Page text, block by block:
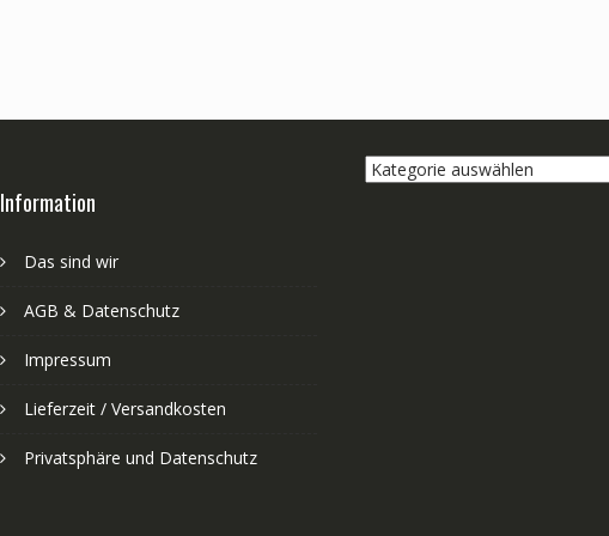
Information
Das sind wir
AGB & Datenschutz
Impressum
Lieferzeit / Versandkosten
Privatsphäre und Datenschutz
Kategorie